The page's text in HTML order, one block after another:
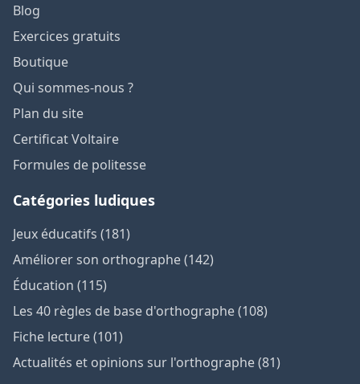
Blog
Exercices gratuits
Boutique
Qui sommes-nous ?
Plan du site
Certificat Voltaire
Formules de politesse
Catégories ludiques
Jeux éducatifs (181)
Améliorer son orthographe (142)
Éducation (115)
Les 40 règles de base d'orthographe (108)
Fiche lecture (101)
Actualités et opinions sur l'orthographe (81)